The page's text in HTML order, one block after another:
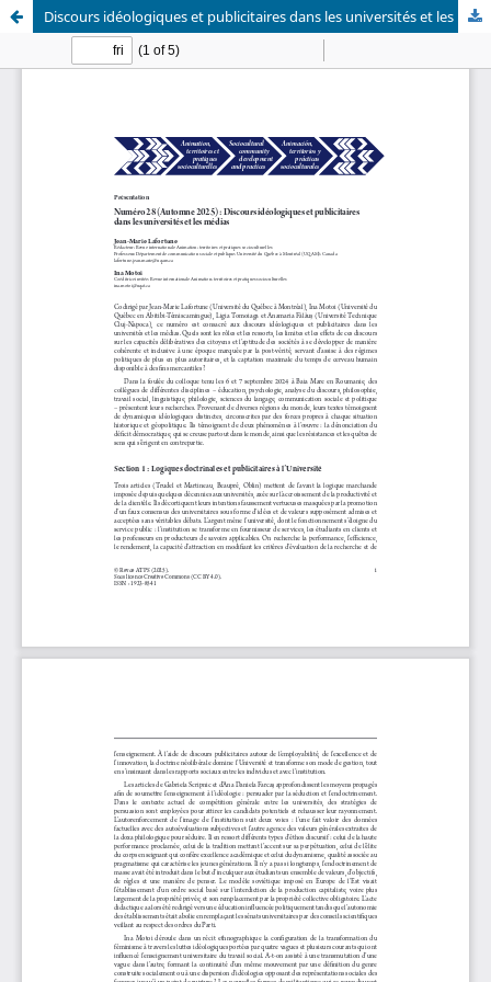
Discours idéologiques et publicitaires dans les universités et les médias